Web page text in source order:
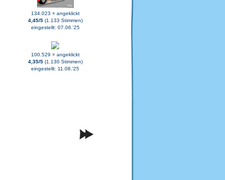
134.023 × angeklickt
4,45/5(1.133 Stimmen)
eingestellt: 07.06.'25
100.529 × angeklickt
4,35/5(1.130 Stimmen)
eingestellt: 11.08.'25